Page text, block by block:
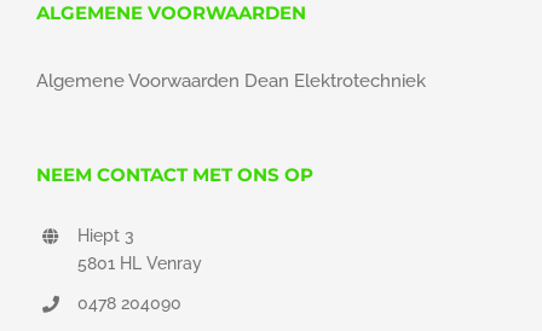
ALGEMENE VOORWAARDEN
Algemene Voorwaarden Dean Elektrotechniek
NEEM CONTACT MET ONS OP
Hiept 3
5801 HL Venray
0478 204090